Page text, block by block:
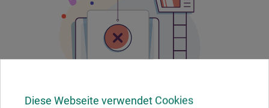
Diese Webseite verwendet Cookies